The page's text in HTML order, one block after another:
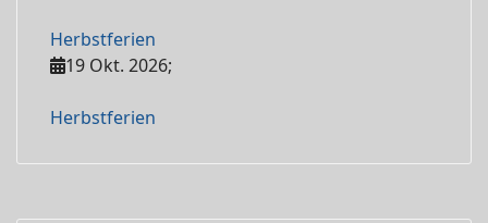
Herbstferien
19 Okt. 2026;
Herbstferien